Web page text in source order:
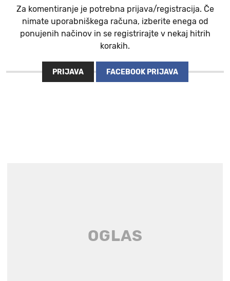
Za komentiranje je potrebna prijava/registracija. Če
nimate uporabniškega računa, izberite enega od
ponujenih načinov in se registrirajte v nekaj hitrih
korakih.
PRIJAVA FACEBOOK PRIJAVA